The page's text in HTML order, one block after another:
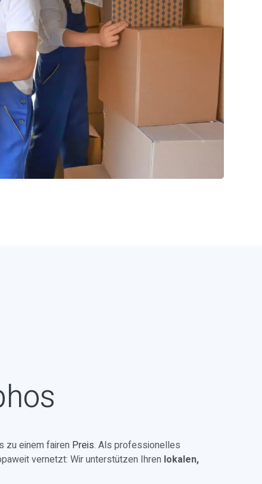
zu einem fairen Preis. Als professionelles
vernetzt: Wir unterstützen Ihren lokalen,